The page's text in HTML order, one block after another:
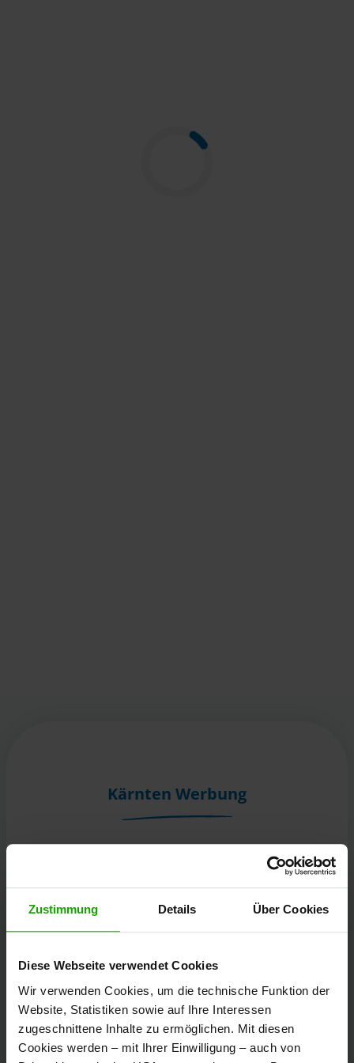
Zustimmung Details Über Cookies
Diese Webseite verwendet Cookies
Wir verwenden Cookies, um die technische Funktion der
Website, Statistiken sowie auf Ihre Interessen
zugeschnittene Inhalte zu ermöglichen. Mit diesen
Cookies werden – mit Ihrer Einwilligung – auch von
Kärnten Werbung
Österreich
+43/463/3000
info@kaernten.at
Bleibe informiert!